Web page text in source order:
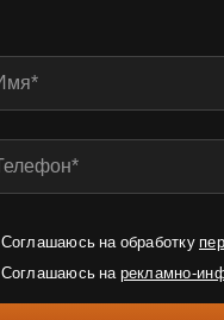
Соглашаюсь на обработку
Соглашаюсь на рекламно-